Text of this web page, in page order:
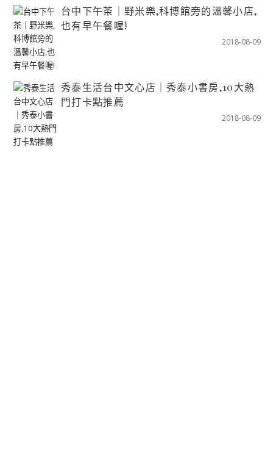
台中下午茶｜野米樂,科博館旁的溫馨小店,
也有早午餐喔!
2018-08-09
秀泰生活台中文心店｜秀泰小書房,10大熱
門打卡點推薦
2018-08-09